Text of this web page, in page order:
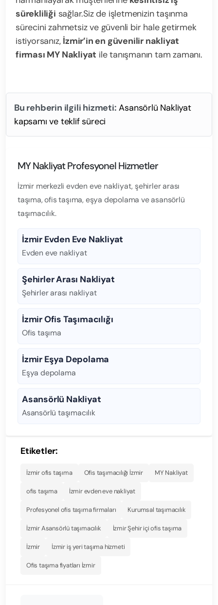
sürekliliği sağlar.Siz de işletmenizin taşınma
sürecini zahmetsiz ve güvenli bir hale getirmek
istiyorsanız, İzmir’in en güvenilir nakliyat
firması MY Nakliyat ile tanışmanın tam zamanı.
Bu rehberin ilgili hizmeti: Asansörlü Nakliyat
kapsamı ve teklif süreci
MY Nakliyat Profesyonel Hizmetler
İzmir merkezli evden eve nakliyat, şehirler arası
taşıma, ofis taşıma, eşya depolama ve asansörlü
taşımacılık.
İzmir Evden Eve Nakliyat
Evden eve nakliyat
Şehirler Arası Nakliyat
Şehirler arası nakliyat
İzmir Ofis Taşımacılığı
Ofis taşıma
İzmir Eşya Depolama
Eşya depolama
Asansörlü Nakliyat
Asansörlü taşımacılık
Etiketler:
İzmir ofis taşıma Ofis taşımacılığı İzmir MY Nakliyat
ofis taşıma İzmir evden eve nakliyat
Profesyonel ofis taşıma firmaları Kurumsal taşımacılık
İzmir Asansörlü taşımacılık İzmir Şehir içi ofis taşıma
İzmir İzmir iş yeri taşıma hizmeti
Ofis taşıma fiyatları İzmir